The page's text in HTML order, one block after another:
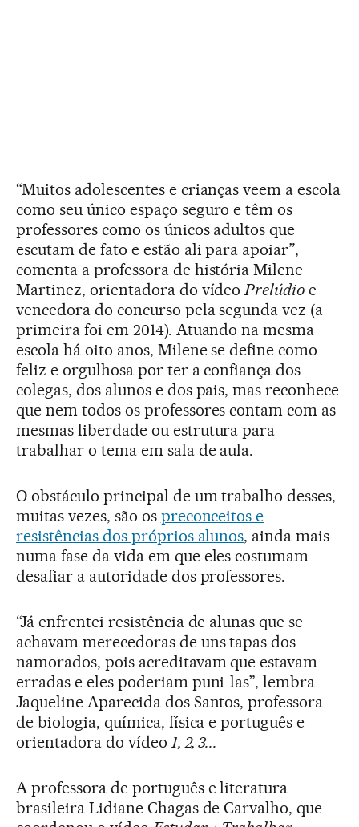
“Muitos adolescentes e crianças veem a escola
como seu único espaço seguro e têm os
professores como os únicos adultos que
escutam de fato e estão ali para apoiar”,
comenta a professora de história Milene
Martinez, orientadora do vídeo Prelúdio e
vencedora do concurso pela segunda vez (a
primeira foi em 2014). Atuando na mesma
escola há oito anos, Milene se define como
feliz e orgulhosa por ter a confiança dos
colegas, dos alunos e dos pais, mas reconhece
que nem todos os professores contam com as
mesmas liberdade ou estrutura para
trabalhar o tema em sala de aula.
O obstáculo principal de um trabalho desses,
muitas vezes, são os preconceitos e
resistências dos próprios alunos, ainda mais
numa fase da vida em que eles costumam
desafiar a autoridade dos professores.
“Já enfrentei resistência de alunas que se
achavam merecedoras de uns tapas dos
namorados, pois acreditavam que estavam
erradas e eles poderiam puni-las”, lembra
Jaqueline Aparecida dos Santos, professora
de biologia, química, física e português e
orientadora do vídeo 1, 2, 3...
A professora de português e literatura
brasileira Lidiane Chagas de Carvalho, que